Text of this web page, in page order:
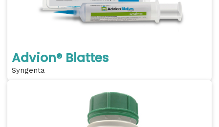
Advion® Blattes
Syngenta